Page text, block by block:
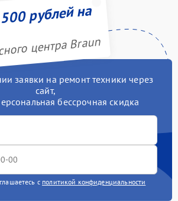
рублей на
центра Braun
заявки на ремонт техники через
сайт,
бессрочная скидка
с политикой конфиденциальности